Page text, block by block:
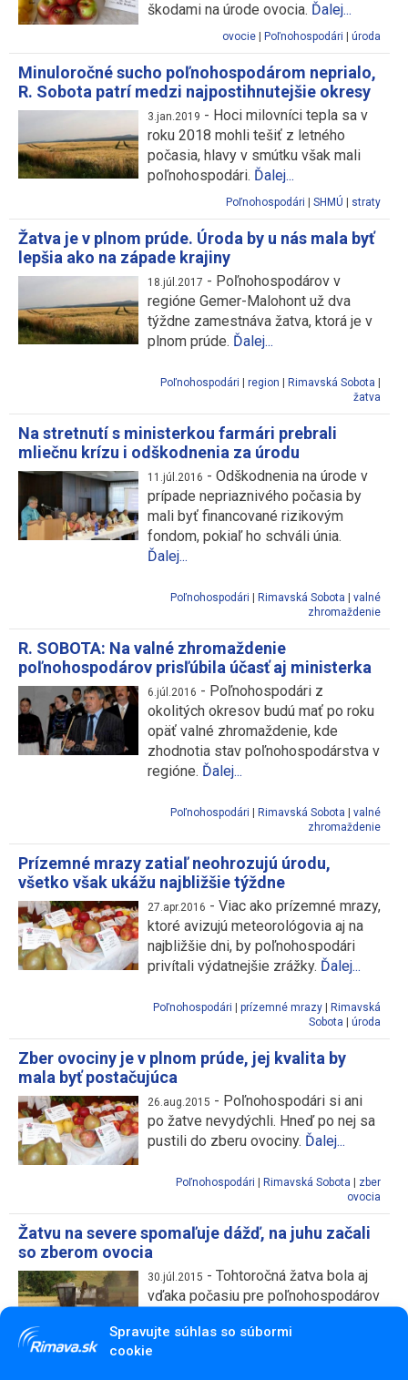
Spravujte súhlas so súbormi
cookie
škodami na úrode ovocia. Ďalej...
ovocie Poľnohospodári úroda
Minuloročné sucho poľnohospodárom neprialo,
R. Sobota patrí medzi najpostihnutejšie okresy
3.jan.2019 - Hoci milovníci tepla sa v
roku 2018 mohli tešiť z letného
počasia, hlavy v smútku však mali
poľnohospodári. Ďalej...
Poľnohospodári SHMÚ straty
Žatva je v plnom prúde. Úroda by u nás mala byť
lepšia ako na západe krajiny
18.júl.2017 - Poľnohospodárov v
regióne Gemer-Malohont už dva
týždne zamestnáva žatva, ktorá je v
plnom prúde. Ďalej...
Poľnohospodári region Rimavská Sobota
žatva
Na stretnutí s ministerkou farmári prebrali
mliečnu krízu i odškodnenia za úrodu
11.júl.2016 - Odškodnenia na úrode v
prípade nepriaznivého počasia by
mali byť financované rizikovým
fondom, pokiaľ ho schváli únia.
Ďalej...
Poľnohospodári Rimavská Sobota
valné
zhromaždenie
R. SOBOTA: Na valné zhromaždenie
poľnohospodárov prisľúbila účasť aj ministerka
6.júl.2016 - Poľnohospodári z
okolitých okresov budú mať po roku
opäť valné zhromaždenie, kde
zhodnotia stav poľnohospodárstva v
regióne. Ďalej...
Poľnohospodári Rimavská Sobota
valné
zhromaždenie
Prízemné mrazy zatiaľ neohrozujú úrodu,
všetko však ukážu najbližšie týždne
27.apr.2016 - Viac ako prízemné mrazy,
ktoré avizujú meteorológovia aj na
najbližšie dni, by poľnohospodári
privítali výdatnejšie zrážky. Ďalej...
Poľnohospodári prízemné mrazy
Rimavská
Sobota
úroda
Zber ovociny je v plnom prúde, jej kvalita by
mala byť postačujúca
26.aug.2015 - Poľnohospodári si ani
po žatve nevydýchli. Hneď po nej sa
pustili do zberu ovociny. Ďalej...
Poľnohospodári Rimavská Sobota
zber
ovocia
Žatvu na severe spomaľuje dážď, na juhu začali
so zberom ovocia
30.júl.2015 - Tohtoročná žatva bola aj
vďaka počasiu pre poľnohospodárov
spomaľuje dážď.Ďalej...